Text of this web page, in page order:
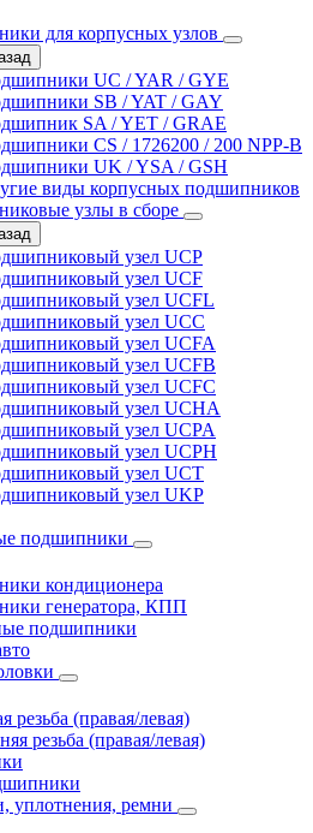
для корпусных узлов
UC / YAR / GYE
SB / YAT / GAY
SA / YET / GRAE
CS / 1726200 / 200 NPP-B
UK / YSA / GSH
виды корпусных подшипников
узлы в сборе
узел UCP
узел UCF
узел UCFL
узел UCC
узел UCFA
узел UCFB
узел UCFC
узел UCHA
узел UCPA
узел UCPH
узел UCT
узел UKP
подшипники
кондиционера
генератора, КПП
подшипники
резьба (правая/левая)
резьба (правая/левая)
уплотнения, ремни